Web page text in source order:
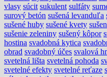
vlasy súcit sukulent sulfáty
surový betón sušená levanduľa
sušené huby sušené kvety
sušenie zeleniny sušený kôpor
hostina svadobná kytica
obrad svadobný účes svalová
svetelná lišta svetelná pohoda
svetelné efekty svetelné reťaze